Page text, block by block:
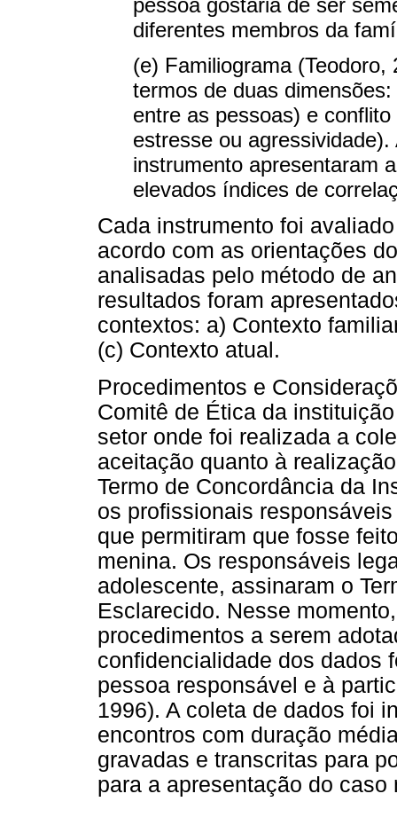
diferentes membros da
(e) Familiograma
termos de duas
entre as pessoas) e
estresse ou
instrumento apresentaram
elevados índices de
Cada instrumento foi
acordo com as orientações
analisadas pelo método de
resultados foram
contextos: a) Contexto
(c) Contexto atual.
Procedimentos e
Comitê de Ética da
setor onde foi realizada a
aceitação quanto à
Termo de Concordância da
os profissionais
que permitiram que fosse
menina. Os responsáveis
adolescente, assinaram o
Esclarecido. Nesse
procedimentos a serem
confidencialidade dos dados
pessoa responsável e à
1996). A coleta de dados foi
encontros com duração
gravadas e transcritas para
para a apresentação do